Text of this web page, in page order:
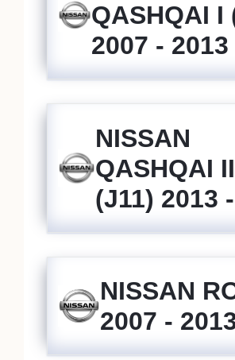
QASHQAI I
2007 - 2013
NISSAN
QASHQAI II
(J11) 2013 -
NISSAN
2007 -